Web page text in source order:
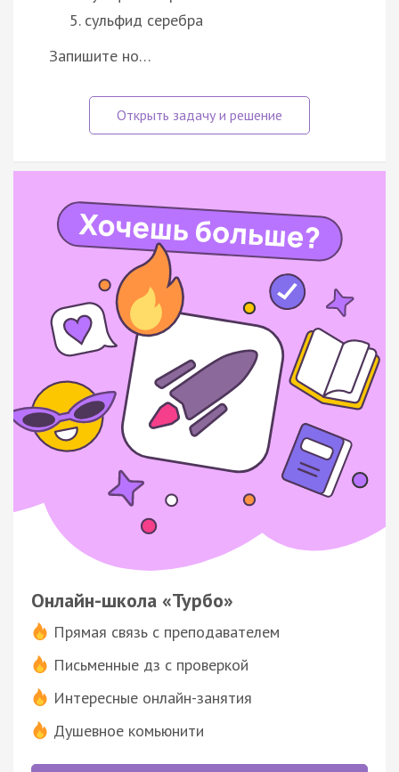
сульфид серебра
Запишите но…
Онлайн-школа «Турбо»
Прямая связь с преподавателем
Письменные дз с проверкой
Интересные онлайн-занятия
Душевное комьюнити